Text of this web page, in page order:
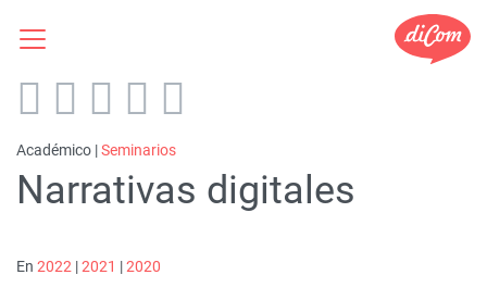
Académico |Seminarios
Narrativas digitales
En 2022 |2021 |2020